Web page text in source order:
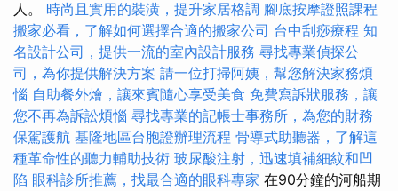
人。 時尚且實用的裝潢，提升家居格調 腳底按摩證照課程
搬家必看，了解如何選擇合適的搬家公司 台中刮痧療程 知
名設計公司，提供一流的室內設計服務 尋找專業偵探公
司，為你提供解決方案 請一位打掃阿姨，幫您解決家務煩
惱 自助餐外燴，讓來賓隨心享受美食 免費寫訴狀服務，讓
您不再為訴訟煩惱 尋找專業的記帳士事務所，為您的財務
保駕護航 基隆地區台胞證辦理流程 骨導式助聽器，了解這
種革命性的聽力輔助技術 玻尿酸注射，迅速填補細紋和凹
陷 眼科診所推薦，找最合適的眼科專家 在90分鐘的河船期